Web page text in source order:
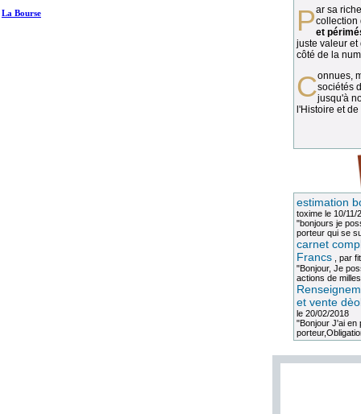
La Bourse Par sa richesse et sa diversité, lacollection
et
juste valeur et
côté de la
Connues, méconnues, ou inconnues, lessociétés
jusqu'à
l'Histoire et
estimation
toximele 10/11/
"bonjours je
porteur qui se
carnet
Francs, par
"Bonjour, Je
actions de
et vente
le 20/02/2018
"Bonjour J'ai en